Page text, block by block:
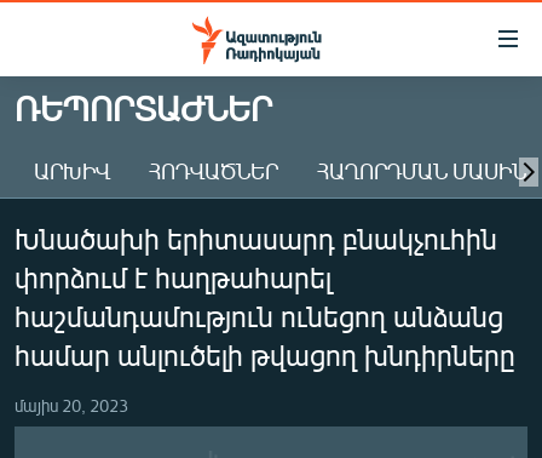
Մատչելիության
Անցնել
հիմնական
Անցնել
հիմնական
մենյուին
Որոնում
ԱԶԱՏՈՒԹՅՈՒՆ TV
ՀԱՅԱՍՏԱՆ
ԸՆՏՐՈՒԹՅՈՒՆՆԵՐ 2026
ԻՐԱՎՈՒՆՔ
ՀԱՍԱՐԱԿՈՒԹՅՈՒՆ
ՂԱՐԱԲԱՂ
ՌԵՊՈՐՏԱԺՆԵՐ
ԱՐԽԻՎ ՀՈԴՎԱԾՆԵՐ ՀԱՂՈՐԴՄԱՆ ՄԱՍԻՆ
Խնածախի երիտասարդ բնակչուհին
փորձում է հաղթահարել
հաշմանդամություն ունեցող անձանց
համար անլուծելի թվացող խնդիրները
մայիս 20, 2023